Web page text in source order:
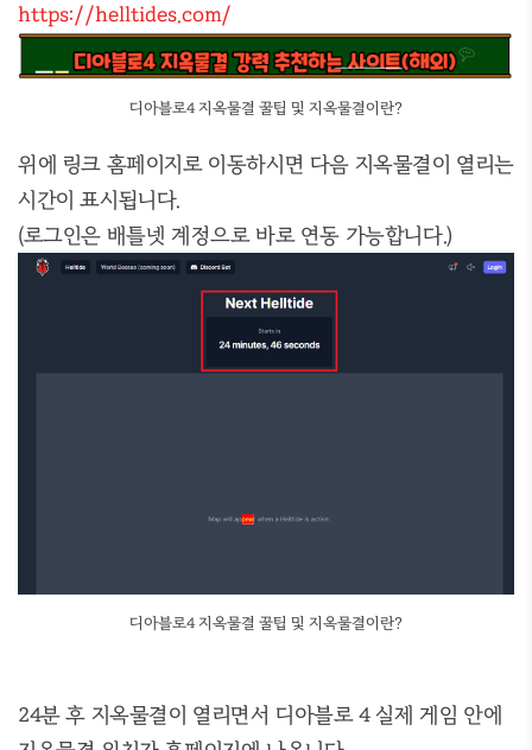
https://helltides.com/
디아블로4 지옥물결 꿀팁 및 지옥물결이란?
위에 링크 홈페이지로 이동하시면 다음 지옥물결이 열리는
시간이 표시됩니다.
(로그인은 배틀넷 계정으로 바로 연동 가능합니다.)
디아블로4 지옥물결 꿀팁 및 지옥물결이란?
24분 후 지옥물결이 열리면서 디아블로 4 실제 게임 안에